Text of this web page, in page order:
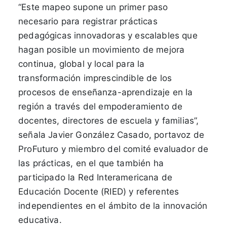
“Este mapeo supone un primer paso
necesario para registrar prácticas
pedagógicas innovadoras y escalables que
hagan posible un movimiento de mejora
continua, global y local para la
transformación imprescindible de los
procesos de enseñanza-aprendizaje en la
región a través del empoderamiento de
docentes, directores de escuela y familias”,
señala Javier González Casado, portavoz de
ProFuturo y miembro del comité evaluador de
las prácticas, en el que también ha
participado la Red Interamericana de
Educación Docente (RIED) y referentes
independientes en el ámbito de la innovación
educativa.